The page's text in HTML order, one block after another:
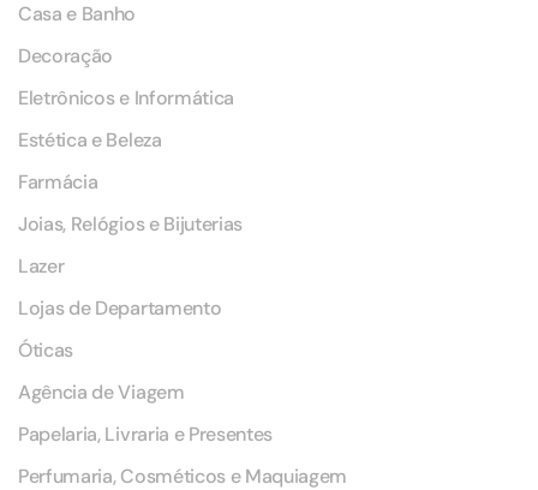
Casa e Banho
Decoração
Eletrônicos e Informática
Estética e Beleza
Farmácia
Joias, Relógios e Bijuterias
Lazer
Lojas de Departamento
Óticas
Agência de Viagem
Papelaria, Livraria e Presentes
Perfumaria, Cosméticos e Maquiagem